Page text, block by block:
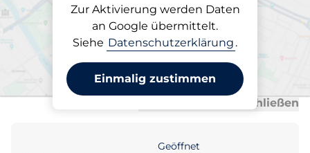
Zur Aktivierung werden Daten
an Google übermittelt.
Siehe Datenschutzerklärung .
Einmalig zustimmen
Abos am Standort
Facharztklinik
Alle schließen
Geöffnet